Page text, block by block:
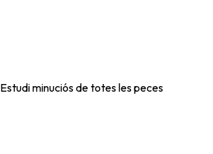
Estudi minuciós de totes les peces